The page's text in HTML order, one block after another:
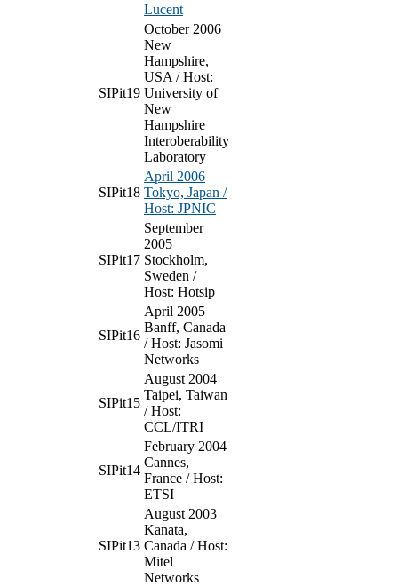
Lucent
SIPit19
October 2006
New
Hampshire,
USA / Host:
University of
New
Hampshire
Interoberability
Laboratory
SIPit18
April 2006
Tokyo, Japan /
Host: JPNIC
SIPit17
September
2005
Stockholm,
Sweden /
Host: Hotsip
SIPit16
April 2005
Banff, Canada
/ Host: Jasomi
Networks
SIPit15
August 2004
Taipei, Taiwan
/ Host:
CCL/ITRI
SIPit14
February 2004
Cannes,
France / Host:
ETSI
SIPit13
August 2003
Kanata,
Canada / Host:
Mitel
Networks